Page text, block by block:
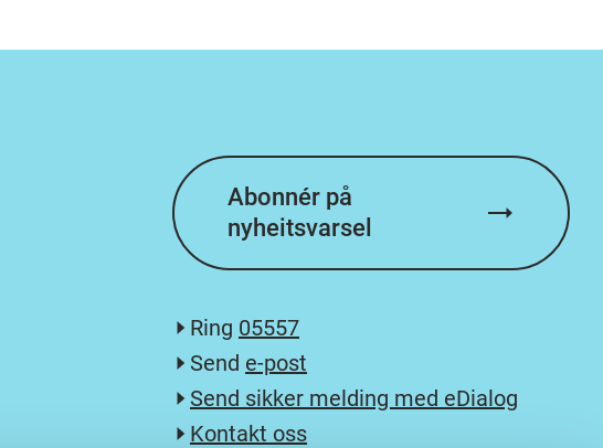
Abonnér på
nyheitsvarsel
Ring 05557
Send e-post
Send sikker melding med eDialog
Kontakt oss